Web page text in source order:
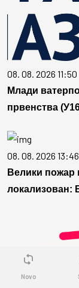
08. 08. 2026 11:50
Млади
првенства
08. 08. 2026 13:46
Велики пожар
локализован:
Novo